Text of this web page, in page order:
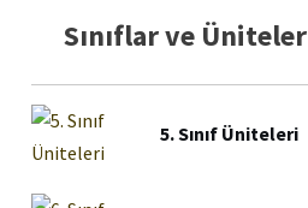
Sınıflar ve Üniteler
5. Sınıf Üniteleri